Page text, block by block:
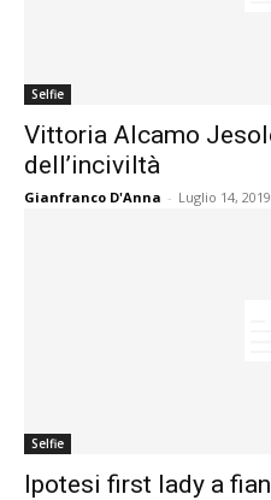
Selfie
Vittoria Alcamo
dell’inciviltà
Gianfranco D'Anna - Luglio 14, 2019
Selfie
Ipotesi first lady a